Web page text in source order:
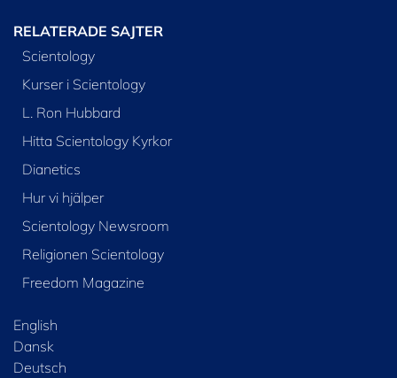
RELATERADE SAJTER
Scientology
Kurser i Scientology
L. Ron Hubbard
Hitta Scientology Kyrkor
Dianetics
Hur vi hjälper
Scientology Newsroom
Religionen Scientology
Freedom Magazine
English
Dansk
Deutsch